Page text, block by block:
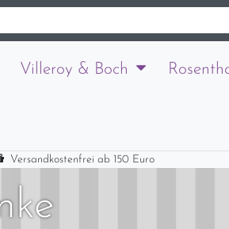
Villeroy & Boch
Versandkostenfrei ab 150 Euro